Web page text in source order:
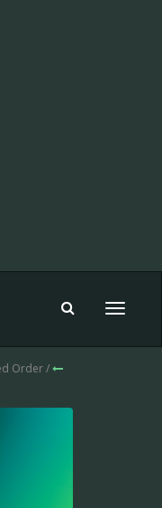
Toggle
Order /